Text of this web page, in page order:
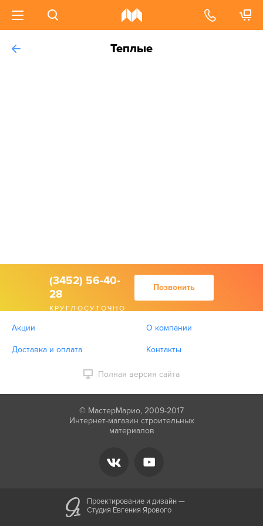
Теплые
(3452) 56-40-
28
КРУГЛОСУТОЧНО
Позвонить
Акции О компании
Доставка и оплата Контакты
Полная версия сайта
© МастерМарио, 2009-2017
Интернет-магазин строительных
материалов
Проектирование и дизайн —
Студия Евгения Ярового